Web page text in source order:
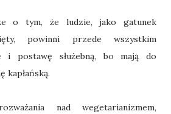
o tym, że ludzie, jako gatunek
powinni przede wszystkim
i postawę służebną, bo mają do
kapłańską.
nad wegetarianizmem,